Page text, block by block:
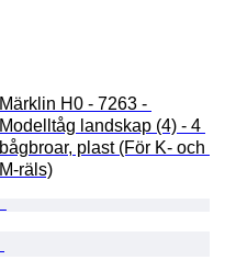
Märklin H0 - 7263 -
Modelltåg landskap (4) - 4
bågbroar, plast (För K- och
M-räls)